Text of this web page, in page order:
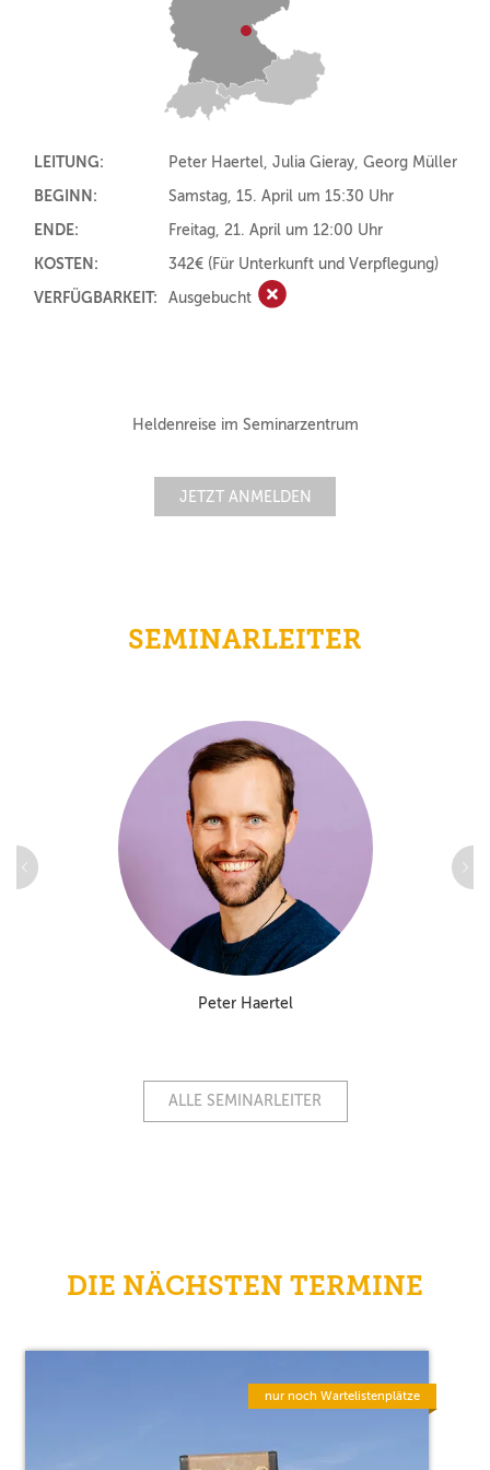
LEITUNG:
Peter Haertel, Julia Gieray, Georg Müller
BEGINN:
Samstag, 15. April um 15:30 Uhr
ENDE:
Freitag, 21. April um 12:00 Uhr
KOSTEN:
342€ (Für Unterkunft und Verpflegung)
VERFÜGBARKEIT:
Ausgebucht Ausgebucht
Heldenreise im Seminarzentrum
JETZT ANMELDEN
SEMINARLEITER
Peter Haertel
ALLE SEMINARLEITER
DIE NÄCHSTEN TERMINE
nur noch Wartelistenplätze